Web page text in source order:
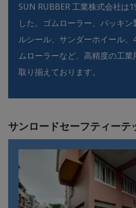
SUN RUBBER 工業株式会社は
した。ゴムローラー、パッキ
ルシール、サンダーホイール
ムローラーなど、高精度の工業
取り揃えております。
サンロードセーフティーテ